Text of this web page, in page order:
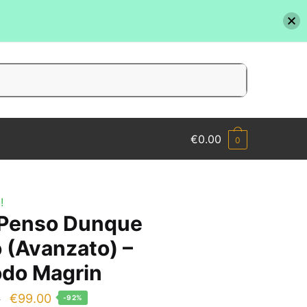
€0.00 0
Dunque
(Avanzato) –
Magrin
Il
€99.00Il
-92%